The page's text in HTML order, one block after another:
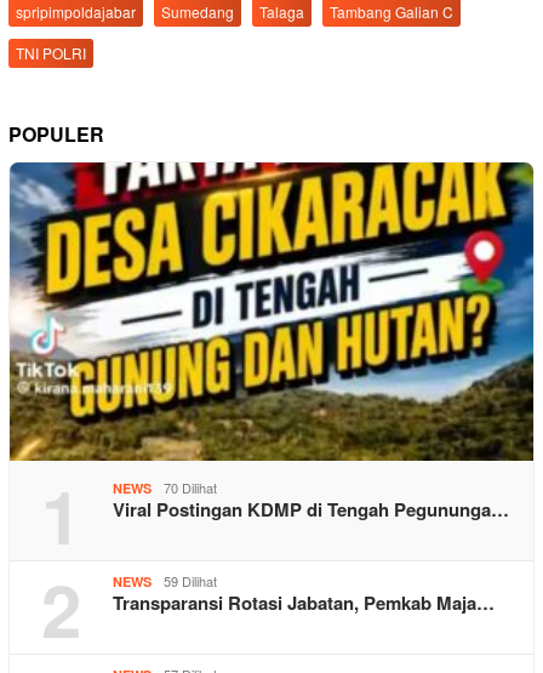
spripimpoldajabar
Sumedang Talaga
Tambang Galian C
TNI POLRI
POPULER
1 NEWS 70 Dilihat
Viral Postingan KDMP di Tengah Pegununga…
2 NEWS 59 Dilihat
Transparansi Rotasi Jabatan, Pemkab Maja…